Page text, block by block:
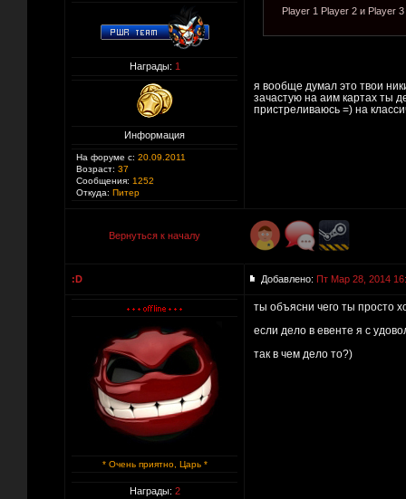
Награды: 1
Информация
На форуме с: 20.09.2011
Возраст: 37
Сообщения: 1252
Откуда: Питер
Player 1 Player 2 и Player 3
я вообще думал это твои
зачастую на аим картах ты
пристреливаюсь =) на
Вернуться к началу
:D Добавлено: Пт Мар 28, 2014
* Очень приятно, Царь *
Награды: 2
ты объясни чего ты просто
если дело в евенте я с
так в чем дело то?)